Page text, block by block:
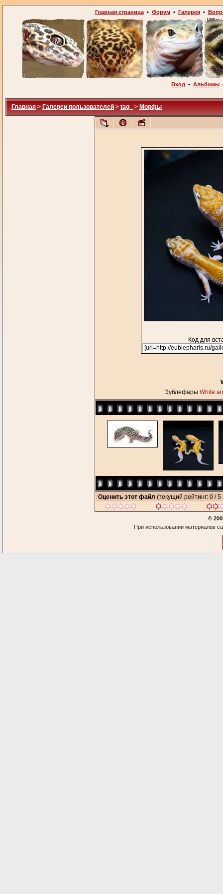
Главная страница• Форум• Галерея•
Вход • Альбомы
Главная > Галереи пользователей > tag_ > Морфы
Код для
Эублефары White
Оценить этот файл (текущий рейтинг: 0 / 5
©
При использовании материалов